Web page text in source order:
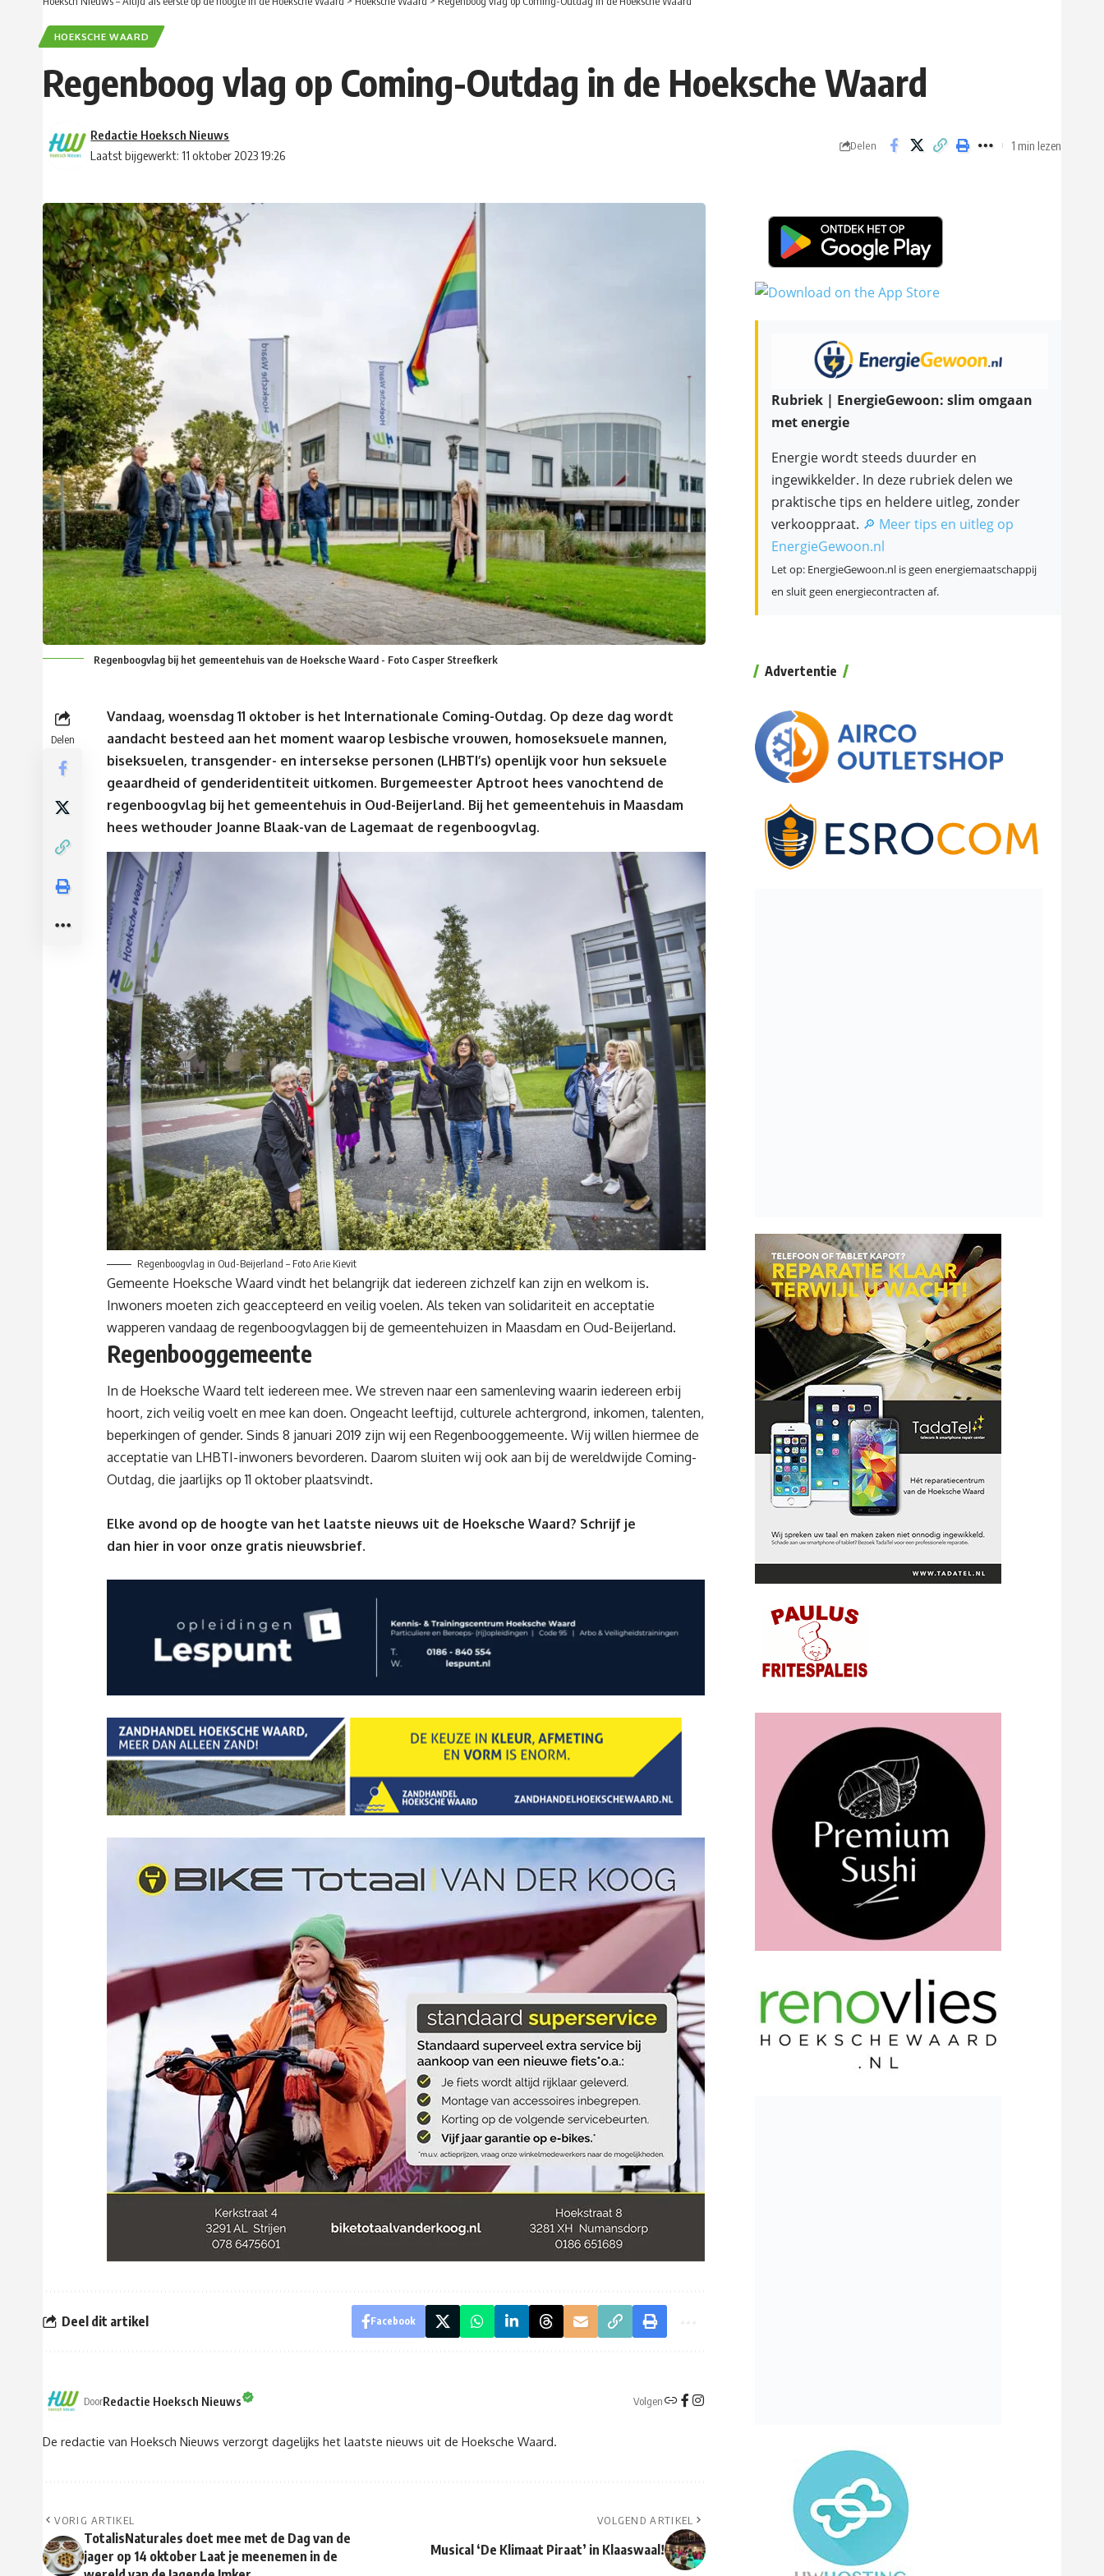
HOEKSCHE WAARD
Regenboog vlag op Coming-Outdag in de Hoeksche Waard
Laatst bijgewerkt: 11 oktober 2023 19:26
Redactie Hoeksch Nieuws
Delen 1 min lezen
Regenboogvlag bij het gemeentehuis van de Hoeksche Waard - Foto Casper Streefkerk
Delen
Vandaag, woensdag 11 oktober is het Internationale Coming-Outdag. Op deze dag wordt
aandacht besteed aan het moment waarop lesbische vrouwen, homoseksuele mannen,
biseksuelen, transgender- en intersekse personen (LHBTI’s) openlijk voor hun seksuele
geaardheid of genderidentiteit uitkomen. Burgemeester Aptroot hees vanochtend de
regenboogvlag bij het gemeentehuis in Oud-Beijerland. Bij het gemeentehuis in Maasdam
hees wethouder Joanne Blaak-van de Lagemaat de regenboogvlag.
Regenboogvlag in Oud-Beijerland – Foto Arie Kievit
Gemeente Hoeksche Waard vindt het belangrijk dat iedereen zichzelf kan zijn en welkom is.
Inwoners moeten zich geaccepteerd en veilig voelen. Als teken van solidariteit en acceptatie
wapperen vandaag de regenboogvlaggen bij de gemeentehuizen in Maasdam en Oud-Beijerland.
Regenbooggemeente
In de Hoeksche Waard telt iedereen mee. We streven naar een samenleving waarin iedereen erbij
hoort, zich veilig voelt en mee kan doen. Ongeacht leeftijd, culturele achtergrond, inkomen, talenten,
beperkingen of gender. Sinds 8 januari 2019 zijn wij een Regenbooggemeente. Wij willen hiermee de
acceptatie van LHBTI-inwoners bevorderen. Daarom sluiten wij ook aan bij de wereldwijde Coming-
Outdag, die jaarlijks op 11 oktober plaatsvindt.
Elke avond op de hoogte van het laatste nieuws uit de Hoeksche Waard? Schrijf je
dan hier in voor onze gratis nieuwsbrief.
Deel dit artikel Facebook
DoorRedactie Hoeksch Nieuws Volgen
De redactie van Hoeksch Nieuws verzorgt dagelijks het laatste nieuws uit de Hoeksche Waard.
VORIG ARTIKEL
TotalisNaturales doet mee met de Dag van de
jager op 14 oktober Laat je meenemen in de
VOLGEND ARTIKEL
Musical ‘De Klimaat Piraat’ in Klaaswaal!
Rubriek | EnergieGewoon: slim omgaan
met energie
Energie wordt steeds duurder en
ingewikkelder. In deze rubriek delen we
praktische tips en heldere uitleg, zonder
verkooppraat. 🔎 Meer tips en uitleg op
EnergieGewoon.nl
Let op: EnergieGewoon.nl is geen energiemaatschappij
en sluit geen energiecontracten af.
Advertentie